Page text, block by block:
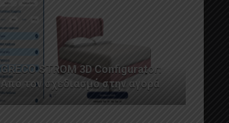
GRECO STROM 3D Configurator:
Από τον σχεδιασμό στην αγορά